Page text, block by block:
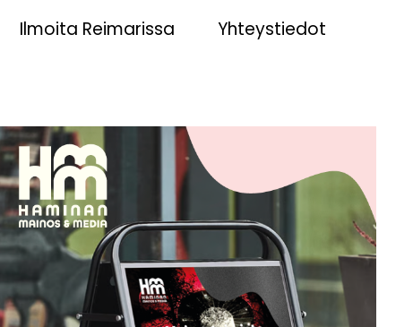
Ilmoita Reimarissa Yhteystiedot